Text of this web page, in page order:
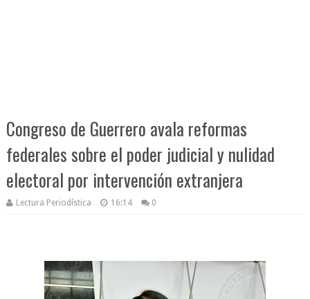
Congreso de Guerrero avala reformas
federales sobre el poder judicial y nulidad
electoral por intervención extranjera
Lectura Periodística 16:14 0